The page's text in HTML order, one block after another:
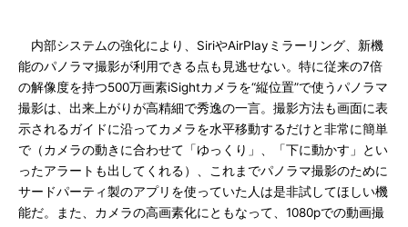
内部システムの強化により、SiriやAirPlayミラーリング、新機
能のパノラマ撮影が利用できる点も見逃せない。特に従来の7倍
の解像度を持つ500万画素iSightカメラを“縦位置”で使うパノラマ
撮影は、出来上がりが高精細で秀逸の一言。撮影方法も画面に表
示されるガイドに沿ってカメラを水平移動するだけと非常に簡単
で（カメラの動きに合わせて「ゆっくり」、「下に動かす」とい
ったアラートも出してくれる）、これまでパノラマ撮影のために
サードパーティ製のアプリを使っていた人は是非試してほしい機
能だ。また、カメラの高画素化にともなって、1080pでの動画撮